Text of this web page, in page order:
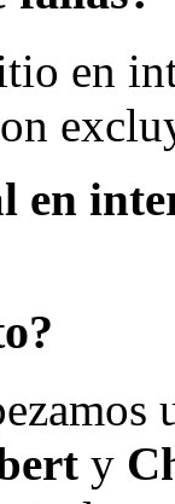
en
en
y